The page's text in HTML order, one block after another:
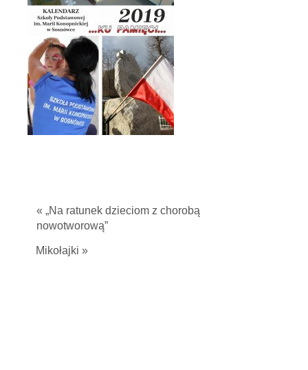
« „Na ratunek dzieciom z chorobą
nowotworową”
Mikołajki »